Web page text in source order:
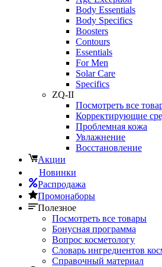
Body Essentials
Body Specifics
Boosters
Contours
Essentials
For Men
Solar Care
Specifics
ZQ-II
Посмотреть все
Корректирующие
Проблемная кожа
Увлажнение
Восстановление
Акции
Новинки
Распродажа
Промонаборы
Полезное
Посмотреть все товары
Бонусная программа
Вопрос косметологу
Словарь ингредиентов
Справочный материал